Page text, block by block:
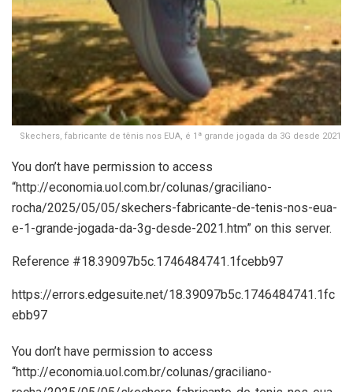
Skechers, fabricante de tênis nos EUA, é 1ª grande jogada da 3G desde 2021
You don’t have permission to access
“http://economia.uol.com.br/colunas/graciliano-
rocha/2025/05/05/skechers-fabricante-de-tenis-nos-eua-
e-1-grande-jogada-da-3g-desde-2021.htm” on this server.
Reference #18.39097b5c.1746484741.1fcebb97
https://errors.edgesuite.net/18.39097b5c.1746484741.1fc
ebb97
You don’t have permission to access
“http://economia.uol.com.br/colunas/graciliano-